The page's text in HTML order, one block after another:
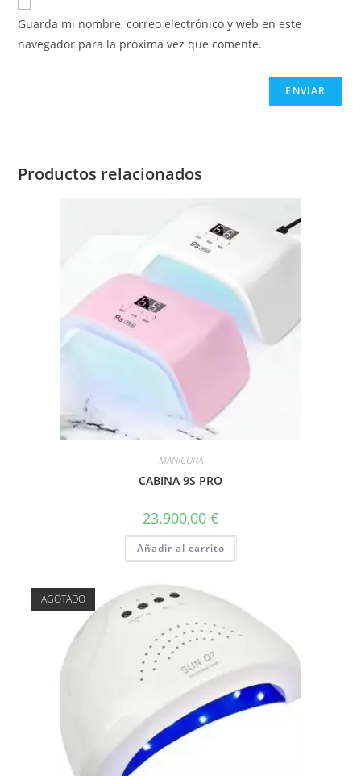
Guarda mi nombre, correo electrónico y web en este
navegador para la próxima vez que comente.
Productos relacionados
MANICURA
CABINA 9S PRO
23.900,00 €
Añadir al carrito
AGOTADO